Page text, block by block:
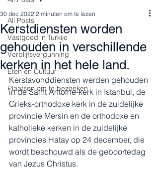
All Posts
Vastgoed in Turkije
Verblijfsvergunning
Eten en Cultuur
Plaatsen om te bezoeken
Kerstdiensten worden
gehouden in verschillende
kerken in het hele land.
30 dec 2022 2 minuten om te lezen
Kerstavonddiensten werden gehouden
in de Saint Antoine-kerk in Istanbul, de
Grieks-orthodoxe kerk in de zuidelijke
provincie Mersin en de orthodoxe en
katholieke kerken in de zuidelijke
provincies Hatay op 24 december, die
wordt beschouwd als de geboortedag
van Jezus Christus.